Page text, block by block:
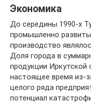
Экономика
До середины 1990-х
промышленно
производство
Доля города в
продукции Иркутской
настоящее время из-
целого ряда
потенциал